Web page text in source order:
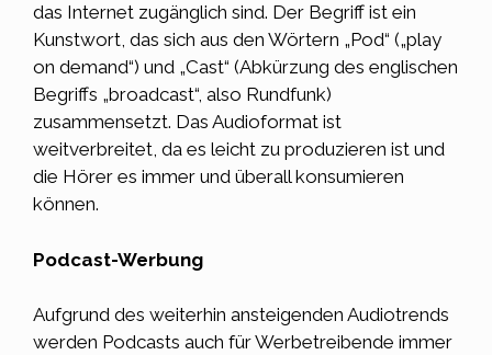
das Internet zugänglich sind. Der Begriff ist ein
Kunstwort, das sich aus den Wörtern „Pod“ („play
on demand“) und „Cast“ (Abkürzung des englischen
Begriffs „broadcast“, also Rundfunk)
zusammensetzt. Das Audioformat ist
weitverbreitet, da es leicht zu produzieren ist und
die Hörer es immer und überall konsumieren
können.
Podcast-Werbung
Aufgrund des weiterhin ansteigenden Audiotrends
werden Podcasts auch fürWerbetreibende immer